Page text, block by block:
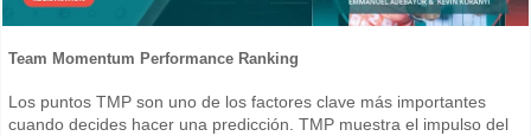
Team Momentum Performance Ranking
Los puntos TMP son uno de los factores clave más importantes
cuando decides hacer una predicción. TMP muestra el impulso del